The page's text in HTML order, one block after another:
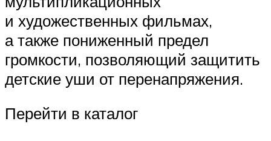
и художественных фильмах,
а также пониженный предел
громкости, позволяющий защитить
детские уши от перенапряжения.
Перейти в каталог